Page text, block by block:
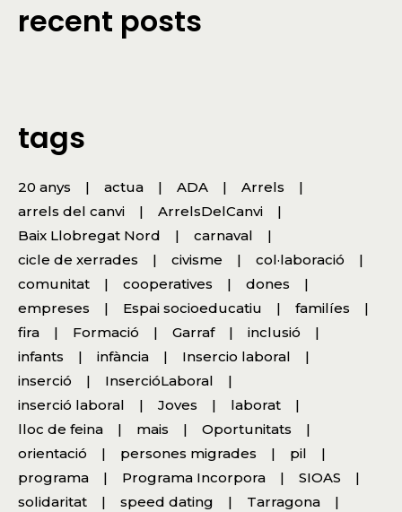
recent posts
tags
20 anys actua ADA
Arrels
arrels del canvi
ArrelsDelCanvi
Baix Llobregat Nord
carnaval
cicle de xerrades
civisme
col·laboració
comunitat
cooperatives
dones
empreses
Espai socioeducatiu
familíes
fira
Formació Garraf
inclusió
infants
infància
Insercio laboral
inserció
InsercióLaboral
inserció laboral
Joves
laborat
lloc de feina
mais
Oportunitats
orientació
persones migrades
pil
programa
Programa Incorpora
SIOAS
solidaritat
speed dating
Tarragona